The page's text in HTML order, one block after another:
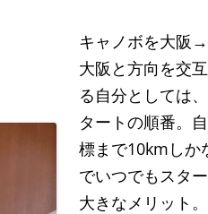
キャノボを大阪
大阪と方向を交
る自分としては
タートの順番。
標まで10kmしか
でいつでもスタ
大きなメリット